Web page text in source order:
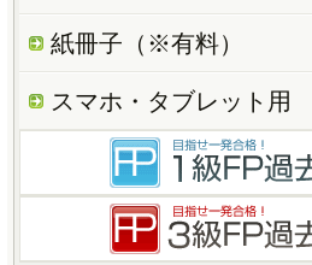
紙冊子（※有料）
スマホ・タブレット用